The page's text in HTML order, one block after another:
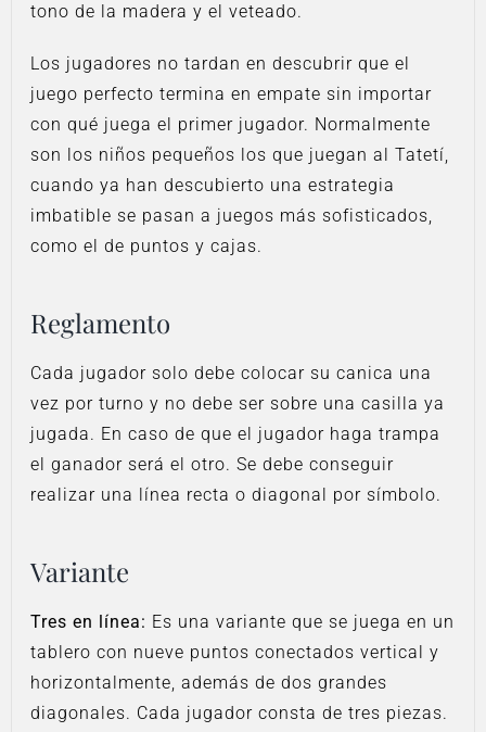
tono de la madera y el veteado.
Los jugadores no tardan en descubrir que el
juego perfecto termina en empate sin importar
con qué juega el primer jugador. Normalmente
son los niños pequeños los que juegan al Tatetí,
cuando ya han descubierto una estrategia
imbatible se pasan a juegos más sofisticados,
como el de puntos y cajas.
Reglamento
Cada jugador solo debe colocar su canica una
vez por turno y no debe ser sobre una casilla ya
jugada. En caso de que el jugador haga trampa
el ganador será el otro. Se debe conseguir
realizar una línea recta o diagonal por símbolo.
Variante
Tres en línea: Es una variante que se juega en un
tablero con nueve puntos conectados vertical y
horizontalmente, además de dos grandes
diagonales. Cada jugador consta de tres piezas.